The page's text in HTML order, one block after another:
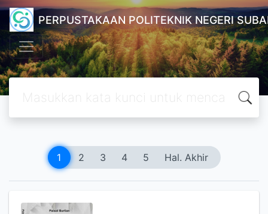
PERPUSTAKAAN POLITEKNIK NEGERI
1 2 3 4 5 Hal. Akhir